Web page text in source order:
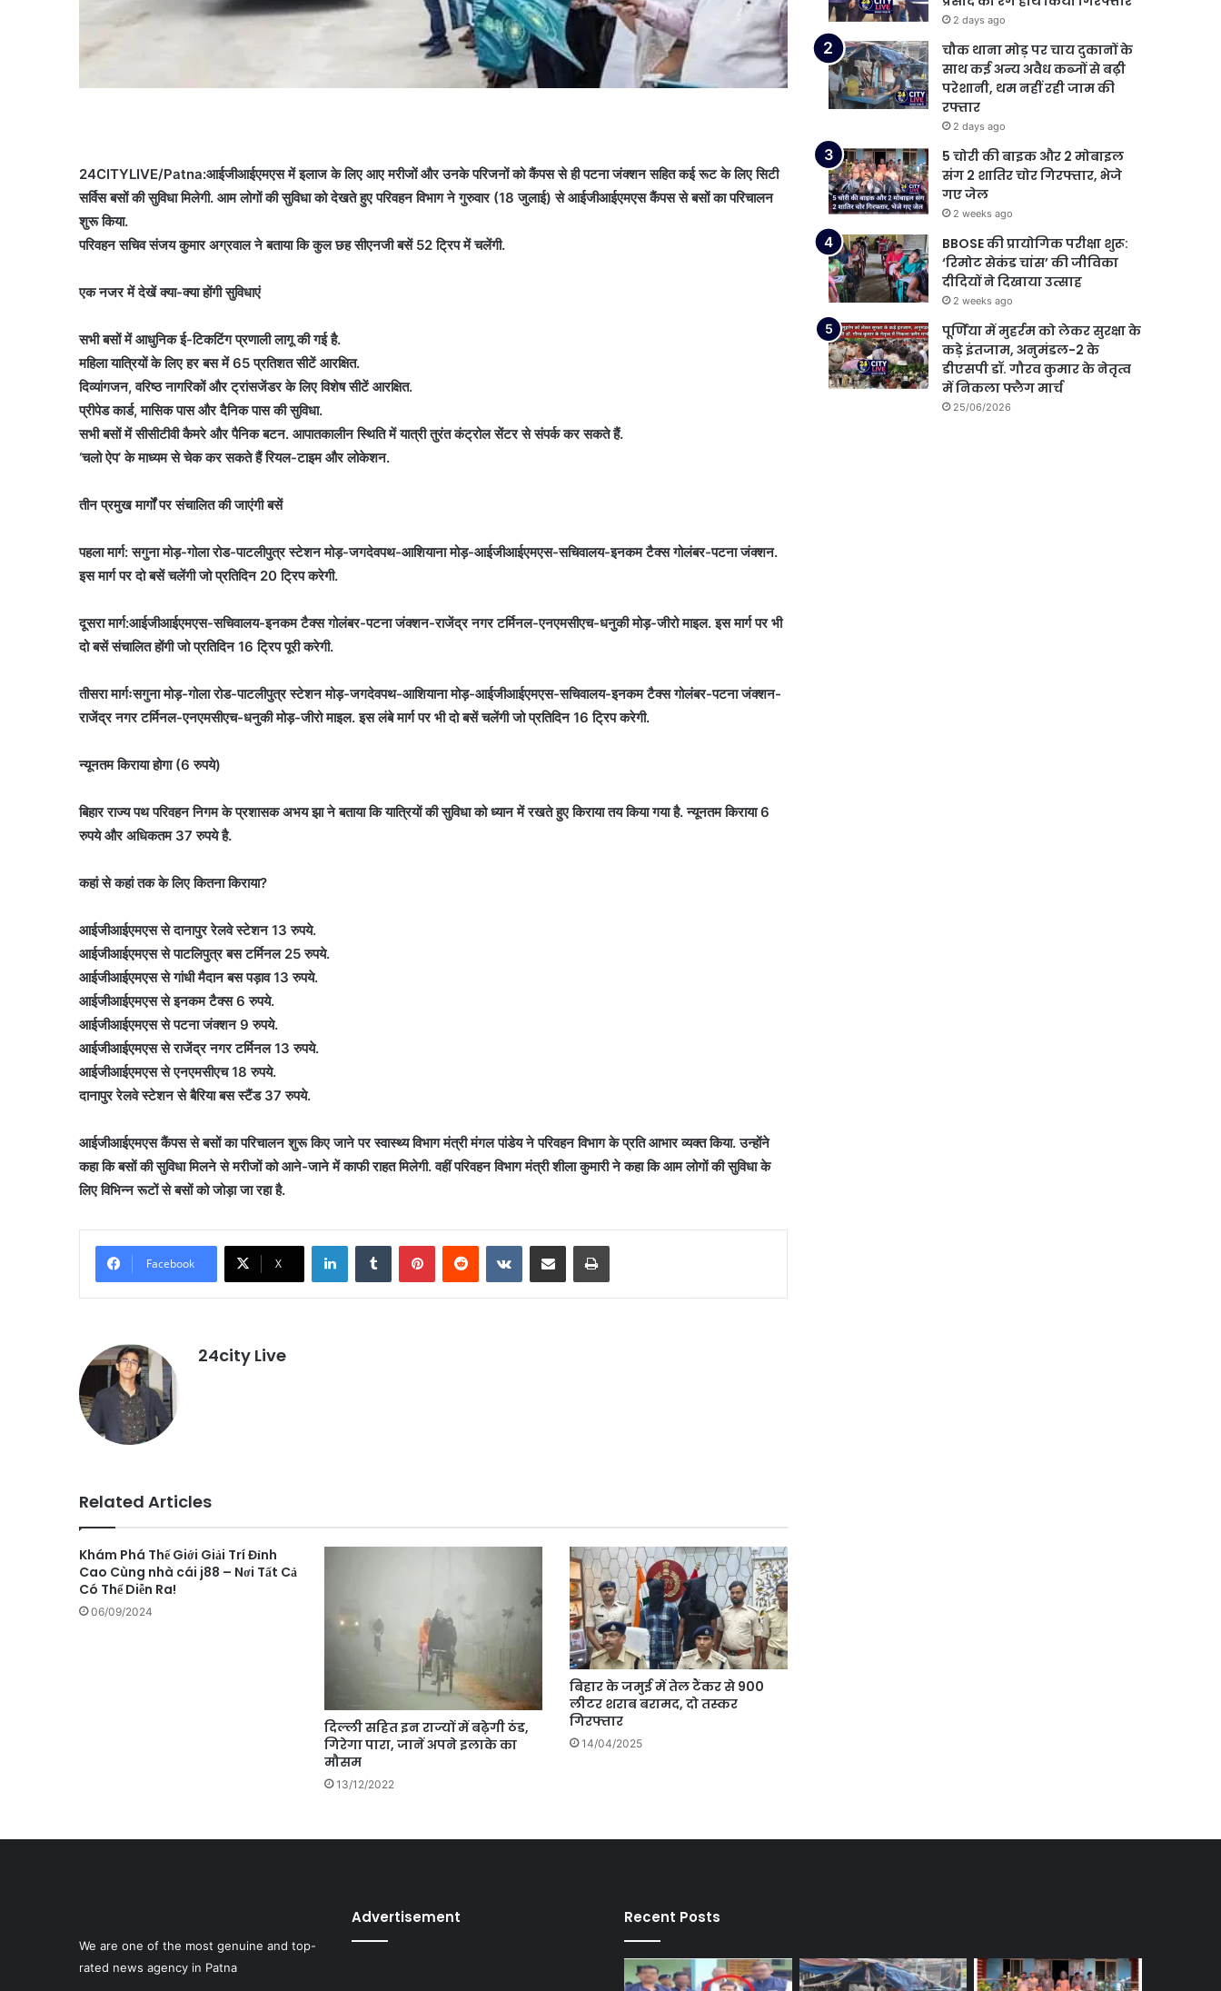
24CITYLIVE/Patna:आईजीआईएमएस में इलाज के लिए आए मरीजों और उनके परिजनों को कैंपस से ही पटना जंक्शन सहित कई रूट के लिए सिटी
सर्विस बसों की सुविधा मिलेगी. आम लोगों की सुविधा को देखते हुए परिवहन विभाग ने गुरुवार (18 जुलाई) से आईजीआईएमएस कैंपस से बसों का परिचालन
शुरू किया.
परिवहन सचिव संजय कुमार अग्रवाल ने बताया कि कुल छह सीएनजी बसें 52 ट्रिप में चलेंगी.
एक नजर में देखें क्या-क्या होंगी सुविधाएं
सभी बसों में आधुनिक ई-टिकटिंग प्रणाली लागू की गई है.
महिला यात्रियों के लिए हर बस में 65 प्रतिशत सीटें आरक्षित.
दिव्यांगजन, वरिष्ठ नागरिकों और ट्रांसजेंडर के लिए विशेष सीटें आरक्षित.
प्रीपेड कार्ड, मासिक पास और दैनिक पास की सुविधा.
सभी बसों में सीसीटीवी कैमरे और पैनिक बटन. आपातकालीन स्थिति में यात्री तुरंत कंट्रोल सेंटर से संपर्क कर सकते हैं.
‘चलो ऐप’ के माध्यम से चेक कर सकते हैं रियल-टाइम और लोकेशन.
तीन प्रमुख मार्गों पर संचालित की जाएंगी बसें
पहला मार्ग: सगुना मोड़-गोला रोड-पाटलीपुत्र स्टेशन मोड़-जगदेवपथ-आशियाना मोड़-आईजीआईएमएस-सचिवालय-इनकम टैक्स गोलंबर-पटना जंक्शन.
इस मार्ग पर दो बसें चलेंगी जो प्रतिदिन 20 ट्रिप करेगी.
दूसरा मार्ग:आईजीआईएमएस-सचिवालय-इनकम टैक्स गोलंबर-पटना जंक्शन-राजेंद्र नगर टर्मिनल-एनएमसीएच-धनुकी मोड़-जीरो माइल. इस मार्ग पर भी
दो बसें संचालित होंगी जो प्रतिदिन 16 ट्रिप पूरी करेगी.
तीसरा मार्गःसगुना मोड़-गोला रोड-पाटलीपुत्र स्टेशन मोड़-जगदेवपथ-आशियाना मोड़-आईजीआईएमएस-सचिवालय-इनकम टैक्स गोलंबर-पटना जंक्शन-
राजेंद्र नगर टर्मिनल-एनएमसीएच-धनुकी मोड़-जीरो माइल. इस लंबे मार्ग पर भी दो बसें चलेंगी जो प्रतिदिन 16 ट्रिप करेगी.
न्यूनतम किराया होगा (6 रुपये)
बिहार राज्य पथ परिवहन निगम के प्रशासक अभय झा ने बताया कि यात्रियों की सुविधा को ध्यान में रखते हुए किराया तय किया गया है. न्यूनतम किराया 6
रुपये और अधिकतम 37 रुपये है.
कहां से कहां तक के लिए कितना किराया?
आईजीआईएमएस से दानापुर रेलवे स्टेशन 13 रुपये.
आईजीआईएमएस से पाटलिपुत्र बस टर्मिनल 25 रुपये.
आईजीआईएमएस से गांधी मैदान बस पड़ाव 13 रुपये.
आईजीआईएमएस से इनकम टैक्स 6 रुपये.
आईजीआईएमएस से पटना जंक्शन 9 रुपये.
आईजीआईएमएस से राजेंद्र नगर टर्मिनल 13 रुपये.
आईजीआईएमएस से एनएमसीएच 18 रुपये.
दानापुर रेलवे स्टेशन से बैरिया बस स्टैंड 37 रुपये.
आईजीआईएमएस कैंपस से बसों का परिचालन शुरू किए जाने पर स्वास्थ्य विभाग मंत्री मंगल पांडेय ने परिवहन विभाग के प्रति आभार व्यक्त किया. उन्होंने
कहा कि बसों की सुविधा मिलने से मरीजों को आने-जाने में काफी राहत मिलेगी. वहीं परिवहन विभाग मंत्री शीला कुमारी ने कहा कि आम लोगों की सुविधा के
लिए विभिन्न रूटों से बसों को जोड़ा जा रहा है.
Facebook X
LinkedInTumblr PinterestReddit VKontakteShare via Email Print
24city Live
Related Articles
Khám Phá Thế Giới Giải Trí Đỉnh
Cao Cùng nhà cái j88 – Nơi Tất Cả
Có Thể Diễn Ra!
06/09/2024
दिल्ली सहित इन राज्यों में बढ़ेगी ठंड,
गिरेगा पारा, जानें अपने इलाके का
मौसम
13/12/2022
बिहार के जमुई में तेल टैंकर से 900
लीटर शराब बरामद, दो तस्कर
गिरफ्तार
14/04/2025
2 days ago
चौक थाना मोड़ पर चाय दुकानों के
साथ कई अन्य अवैध कब्जों से बढ़ी
परेशानी, थम नहीं रही जाम की
रफ्तार
2 days ago
5 चोरी की बाइक और 2 मोबाइल
संग 2 शातिर चोर गिरफ्तार, भेजे
गए जेल
2 weeks ago
BBOSE की प्रायोगिक परीक्षा शुरू:
‘रिमोट सेकंड चांस’ की जीविका
दीदियों ने दिखाया उत्साह
2 weeks ago
पूर्णिया में मुहर्रम को लेकर सुरक्षा के
कड़े इंतजाम, अनुमंडल-2 के
डीएसपी डॉ. गौरव कुमार के नेतृत्व
में निकला फ्लैग मार्च
25/06/2026
We are one of the most genuine and top-
rated news agency in Patna
Advertisement Recent Posts